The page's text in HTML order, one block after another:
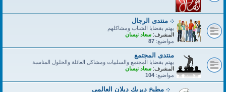
܀ منتدى الرجال
يهتم بقضايا الشباب ومشاكلهم
المشرف: سعاد نيسان
مواضيع: 87
منتدى المجتمع
يهتم بقضايا المجتمع والسلبيات ومشاكل العائلة والحلول المناسبة
المشرف: سعاد نيسان
مواضيع: 104
܀ مطبخ ديريك ديلان العالمي